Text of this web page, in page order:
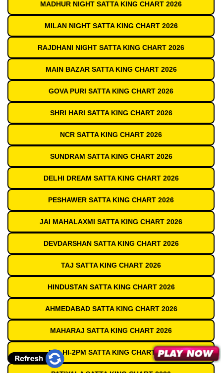
MADHUR NIGHT SATTA KING CHART 2026
MILAN NIGHT SATTA KING CHART 2026
RAJDHANI NIGHT SATTA KING CHART 2026
MAIN BAZAR SATTA KING CHART 2026
GOVA PURI SATTA KING CHART 2026
SHRI HARI SATTA KING CHART 2026
NCR SATTA KING CHART 2026
SUNDRAM SATTA KING CHART 2026
DELHI DREAM SATTA KING CHART 2026
PESHAWER SATTA KING CHART 2026
JAI MAHALAXMI SATTA KING CHART 2026
DEVDARSHAN SATTA KING CHART 2026
TAJ SATTA KING CHART 2026
HINDUSTAN SATTA KING CHART 2026
AHMEDABAD SATTA KING CHART 2026
MAHARAJ SATTA KING CHART 2026
DELHI-2PM SATTA KING CHART 2026